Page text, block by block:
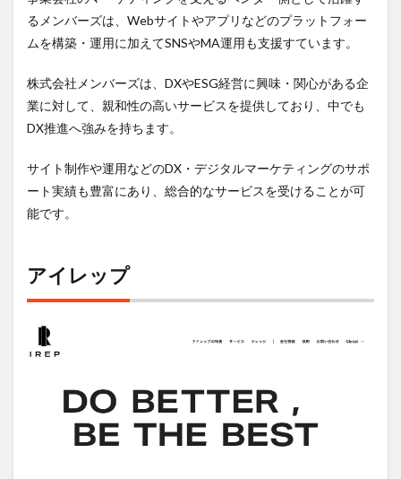
るメンバーズは、Webサイトやアプリなどのプラットフォー
ムを構築・運用に加えてSNSやMA運用も支援すています。
株式会社メンバーズは、DXやESG経営に興味・関心がある企
業に対して、親和性の高いサービスを提供しており、中でも
DX推進へ強みを持ちます。
サイト制作や運用などのDX・デジタルマーケティングのサポ
ート実績も豊富にあり、総合的なサービスを受けることが可
能です。
アイレップ